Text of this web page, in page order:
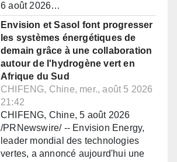
6 août 2026…
Envision et Sasol font progresser
les systèmes énergétiques de
demain grâce à une collaboration
autour de l'hydrogène vert en
Afrique du Sud
CHIFENG, Chine, mer., août 5 2026
21:42
CHIFENG, Chine, 5 août 2026
/PRNewswire/ -- Envision Energy,
leader mondial des technologies
vertes, a annoncé aujourd'hui une